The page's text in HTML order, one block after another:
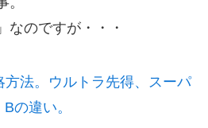
なのですが・・・
方法。ウルトラ先得、スーパ
の違い。